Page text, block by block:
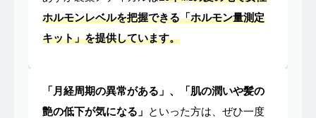
ホルモンレベルを把握できる「ホルモン量測定
キット」を提供しています。
「月経周期の異常がある」、「肌の潤いや髪の
艶の低下が気になる」 といった方は、ぜひ一度